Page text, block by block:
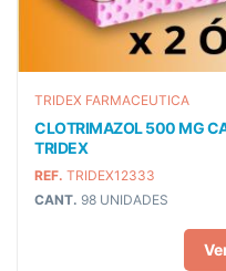
TRIDEX FARMACEUTICA
CLOTRIMAZOL 500 MG
TRIDEX
REF. TRIDEX12333
CANT. 98 UNIDADES